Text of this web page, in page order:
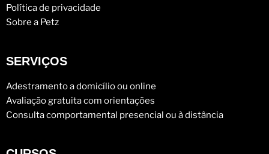
Política de privacidade
Sobre a Petz
SERVIÇOS
Adestramento a domicílio ou online
Avaliação gratuita com orientações
Consulta comportamental presencial ou à distância